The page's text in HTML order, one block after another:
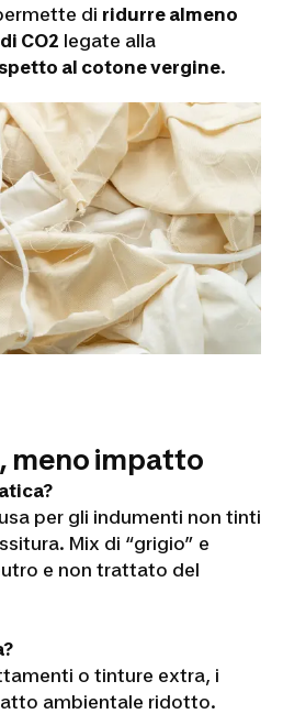
di ridurre almeno
CO2 legate alla
al cotone vergine.
meno impatto
per gli indumenti non tinti
Mix di “grigio” e
e non trattato del
o tinture extra, i
ambientale ridotto.